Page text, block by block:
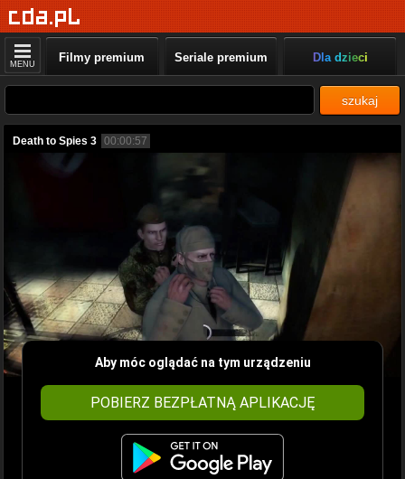
MENU Filmy premium Seriale premium Dla dzieci
szukaj
Death to Spies 3 00:00:57
Aby móc oglądać na tym urządzeniu
POBIERZ BEZPŁATNĄ APLIKACJĘ